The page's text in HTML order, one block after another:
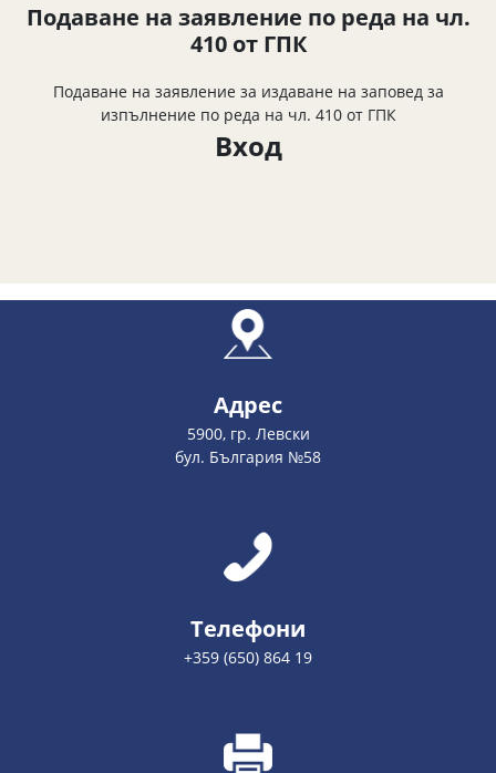
Подаване на заявление по реда на чл.
410 от ГПК
Подаване на заявление за издаване на заповед за
изпълнение по реда на чл. 410 от ГПК
Вход
Адрес
5900, гр. Левски
бул. България №58
Телефони
+359 (650) 864 19